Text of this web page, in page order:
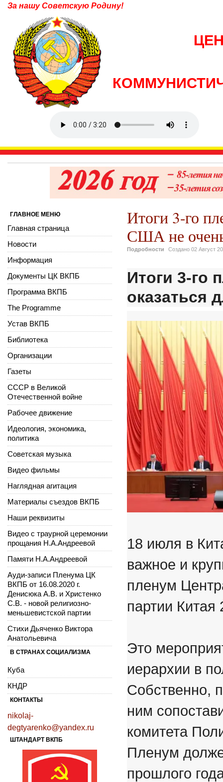
За нашу Советскую Родину!
Итоги 3-го
США не
Подробности Создано 02 Август
Итоги 3-го
оказаться
18 июля в
важное и
пленум
партии Китая
Это
иерархии в
Собственно,
ним
комитета
Пленум
прошлого
ГЛАВНОЕ МЕНЮ
Главная страница
Новости
Информация
Документы ЦК ВКПБ
Программа ВКПБ
The Programme
Устав ВКПБ
Библиотека
Организации
Газеты
СССР в Великой
Отечественной войне
Рабочее движение
Идеология, экономика,
политика
Советская музыка
Видео фильмы
Наглядная агитация
Материалы съездов ВКПБ
Наши реквизиты
Видео с траурной церемонии
прощания Н.А.Андреевой
Памяти Н.А.Андреевой
Ауди-записи Пленума ЦК
ВКПБ от 16.08.2020 г.
Денисюка А.В. и Христенко
С.В. - новой религиозно-
меньшевистской партии
Стихи Дьяченко Виктора
Анатольевича
В СТРАНАХ СОЦИАЛИЗМА
Куба
КНДР
КОНТАКТЫ
nikolaj-
degtyarenko@yandex.ru
ШТАНДАРТ ВКПБ